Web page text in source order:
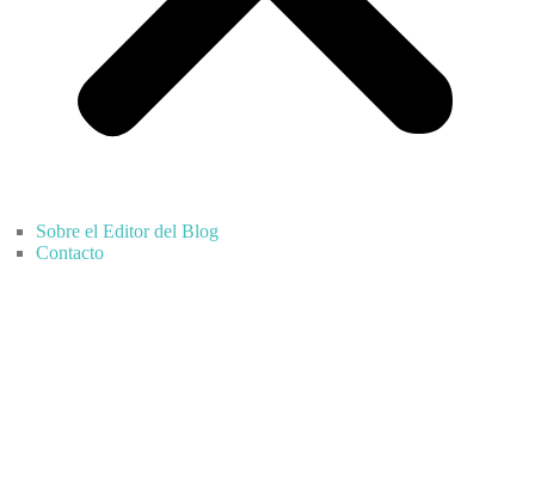
Sobre el Editor del Blog
Contacto